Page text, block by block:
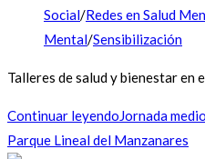
Social/Redes en Salud
Mental/Sensibilización
Talleres de salud y bienestar en
Continuar leyendoJornada
Parque Lineal del Manzanares